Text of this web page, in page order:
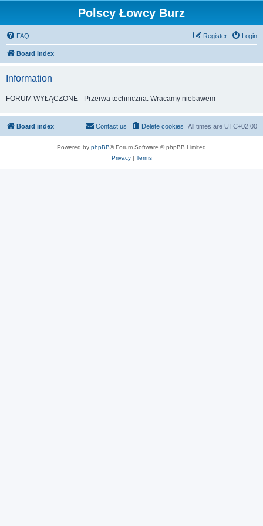
Polscy Łowcy Burz
FAQ Login
Register
Board index
Information
FORUM WYŁĄCZONE - Przerwa techniczna. Wracamy niebawem
Board index All times are UTC+02:00
Delete cookies
Contact us
Powered by phpBB® Forum Software © phpBB Limited
Privacy| Terms